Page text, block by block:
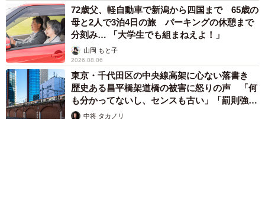
72歳父、軽自動車で新潟から四国まで 65歳の
母と2人で3泊4日の旅 パーキングの休憩まで
分刻み… 「大学生でも組まねえよ！」
山岡 もと子
2026.08.06
東京・千代田区の中央線高架に心ない落書き
歴史ある昌平橋架道橋の被害に怒りの声 「何
も分かってないし、センスも古い」「罰則強化
して」中将 タカノリ